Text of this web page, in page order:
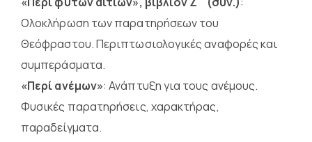
Ολοκλήρωση των παρατηρήσεων του
Θεόφραστου. Περιπτωσιολογικές αναφορές και
συμπεράσματα.
«Περί ανέμων»: Ανάπτυξη για τους ανέμους.
Φυσικές παρατηρήσεις, χαρακτήρας,
παραδείγματα.